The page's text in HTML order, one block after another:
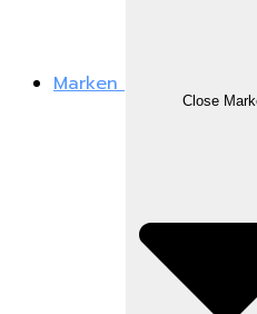
Marken
Close